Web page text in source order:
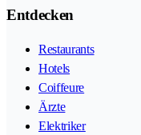
Entdecken
Restaurants
Hotels
Coiffeure
Ärzte
Elektriker